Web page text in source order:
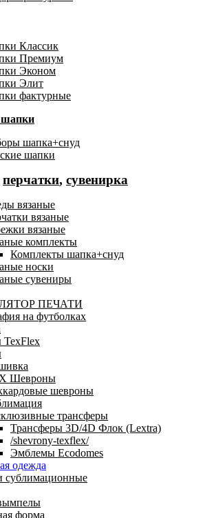
Классик
Премиум
Эконом
Элит
фактурные
шапки
шапка+снуд
шапки
перчатки, сувенирка
вязаные
вязаные
вязаные
комплекты
Комплекты шапка+снуд
носки
сувениры
ПЕЧАТИ
на футболках
Шевроны
шевроны
трансферы
Трансферы 3D/4D Флок (Lextra)
/shevrony-texflex/
Эмблемы Ecodomes
одежда
сублимационные
форма